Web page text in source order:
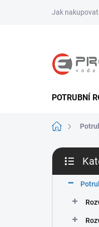
Jak nakupovat
POTRUBNÍ
Domů
P
s
kategorie